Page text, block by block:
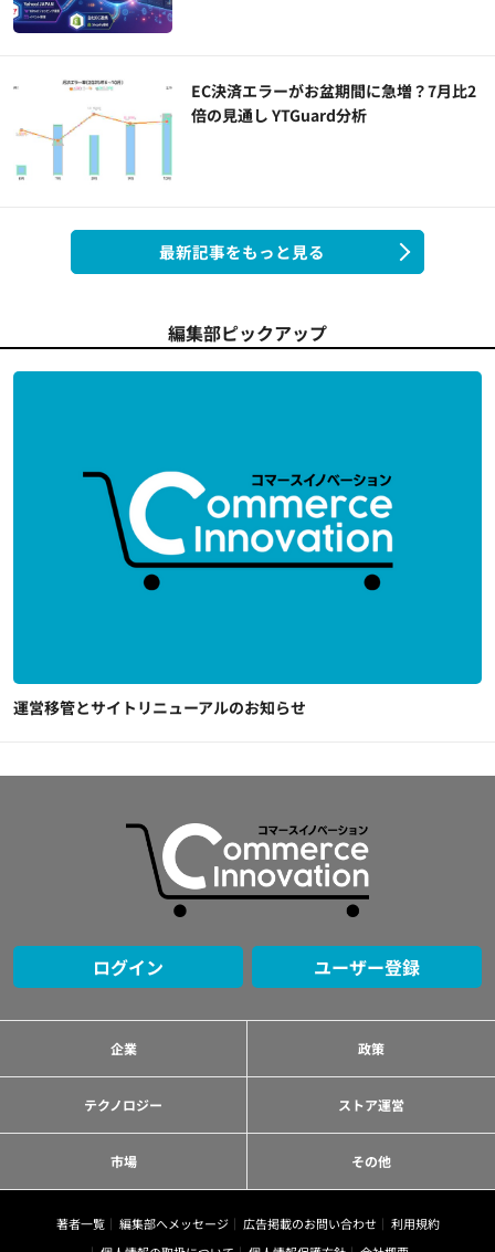
EC決済エラーがお盆期間に急増？7月比2
倍の見通し YTGuard分析
最新記事をもっと見る
編集部ピックアップ
運営移管とサイトリニューアルのお知らせ
ログイン ユーザー登録
企業 政策
テクノロジー ストア運営
市場 その他
著者一覧 編集部へメッセージ 広告掲載のお問い合わせ
利用規約